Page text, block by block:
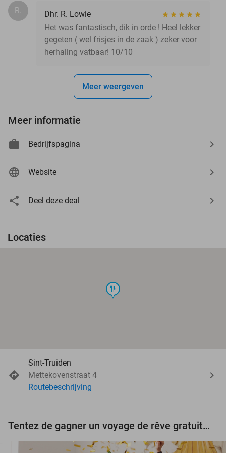
R.
Dhr. R. Lowie
Het was fantastisch, dik in orde ! Heel lekker
gegeten ( wel frisjes in de zaak ) zeker voor
herhaling vatbaar! 10/10
Meer weergeven
Meer informatie
Bedrijfspagina
Website
Deel deze deal
Locaties
food
Sint-Truiden
Mettekovenstraat 4
Routebeschrijving
Tentez de gagner un voyage de rêve gratuit d'une valeur de 3.000 € !